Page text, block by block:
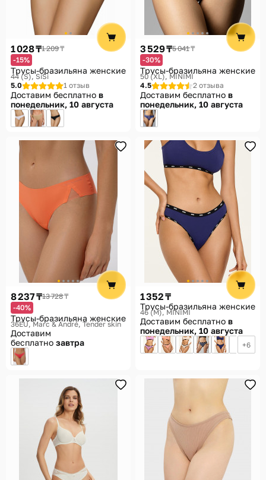
1 028 ₸1 209 ₸
-15%
Трусы-бразильяна женские
44 (S) SiSi
5.0
1 отзыв
Доставим бесплатно в
понедельник, 10 августа
3 529 ₸5 041 ₸
-30%
Трусы-бразильяна женские
50 (XL) MINIMI
4.5
2 отзыва
Доставим бесплатно в
понедельник, 10 августа
8 237 ₸13 728 ₸
-40%
Трусы-бразильяна женские
36EU Marc & André, Tender skin
Доставим
бесплатно завтра
1 352 ₸
Трусы-бразильяна женские
46 (M) MINIMI
Доставим бесплатно в
понедельник, 10 августа
6